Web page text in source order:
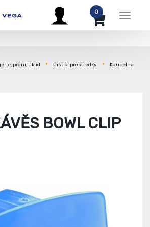
Menu
0
praní, úklid Čistící prostředky
Koupelna
BOWL CLIP